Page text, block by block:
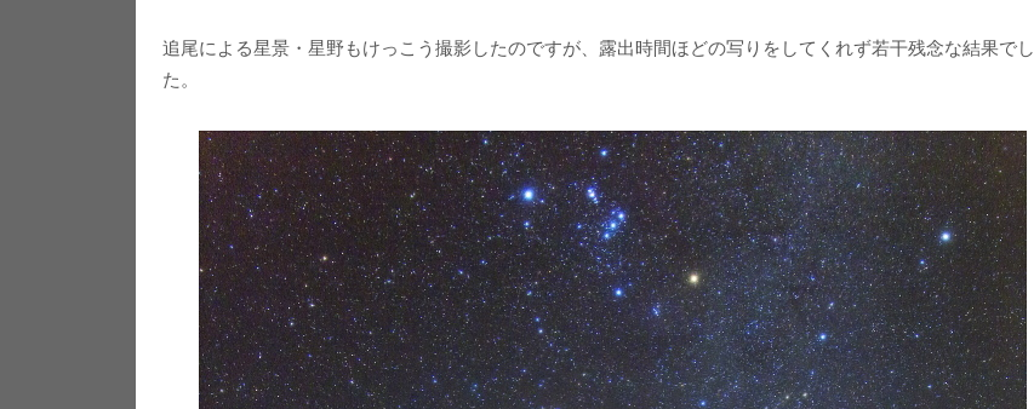
追尾による星景・星野もけっこう撮影したのですが、露出時間ほどの写りをしてくれず若干残念な結果でし
た。